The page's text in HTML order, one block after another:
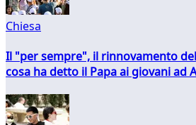
Chiesa
Il "per sempre", il rinnovamento
cosa ha detto il Papa ai giovani ad